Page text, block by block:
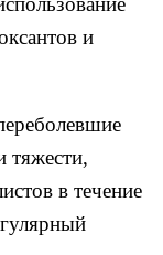
и
тяжести,
в течение